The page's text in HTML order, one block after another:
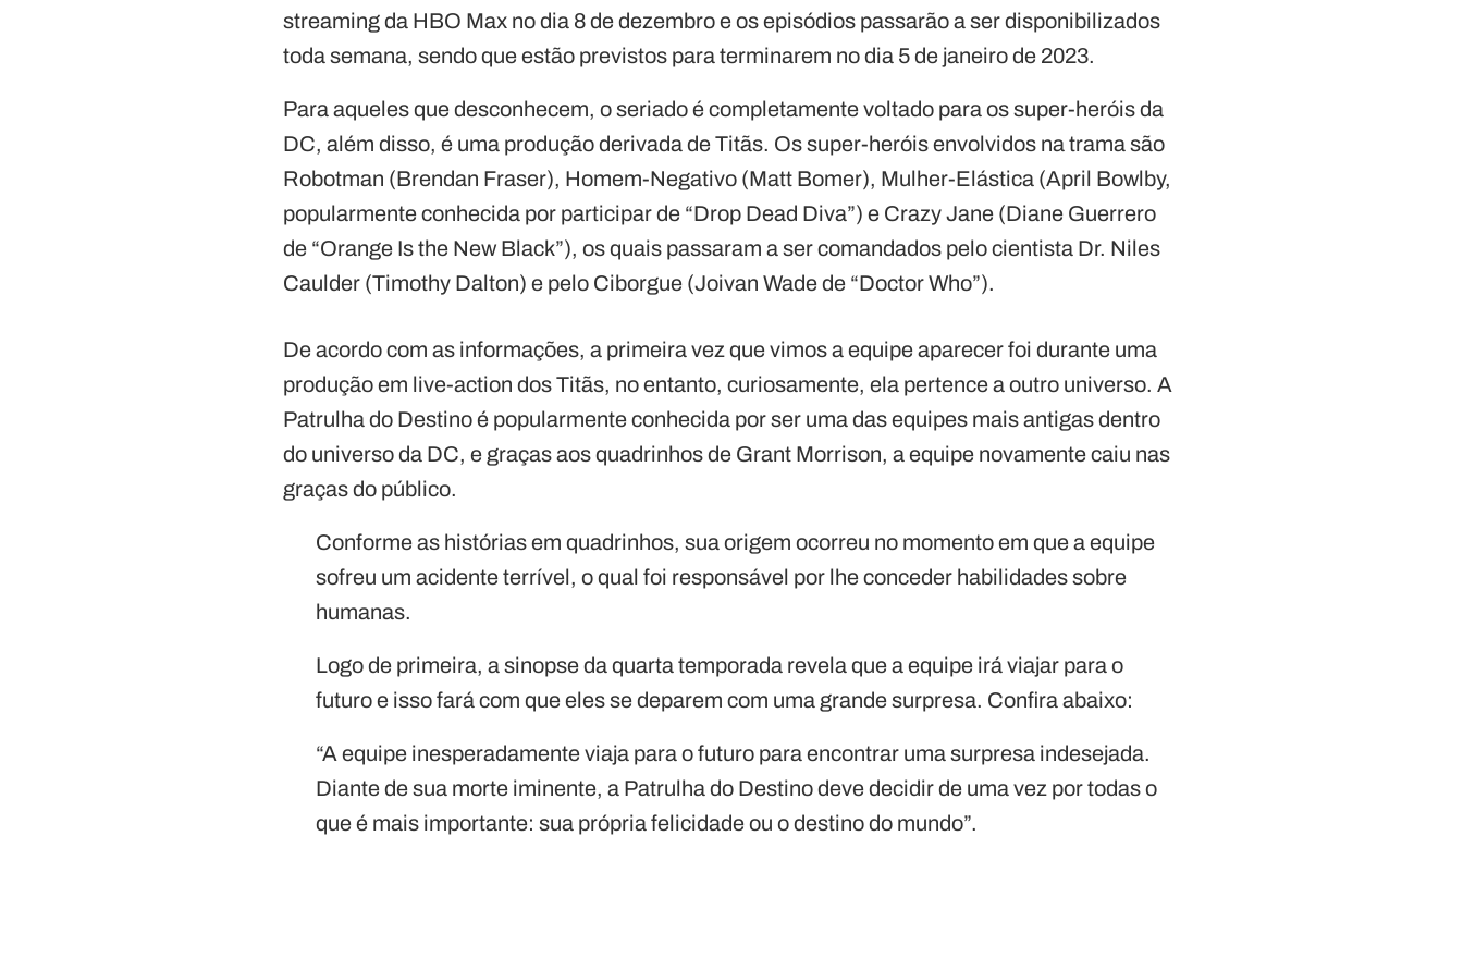
streaming da HBO Max no dia 8 de dezembro e os episódios passarão a ser disponibilizados
toda semana, sendo que estão previstos para terminarem no dia 5 de janeiro de 2023.
Para aqueles que desconhecem, o seriado é completamente voltado para os super-heróis da
DC, além disso, é uma produção derivada de Titãs. Os super-heróis envolvidos na trama são
Robotman (Brendan Fraser), Homem-Negativo (Matt Bomer), Mulher-Elástica (April Bowlby,
popularmente conhecida por participar de “Drop Dead Diva”) e Crazy Jane (Diane Guerrero
de “Orange Is the New Black”), os quais passaram a ser comandados pelo cientista Dr. Niles
Caulder (Timothy Dalton) e pelo Ciborgue (Joivan Wade de “Doctor Who”).
De acordo com as informações, a primeira vez que vimos a equipe aparecer foi durante uma
produção em live-action dos Titãs, no entanto, curiosamente, ela pertence a outro universo. A
Patrulha do Destino é popularmente conhecida por ser uma das equipes mais antigas dentro
do universo da DC, e graças aos quadrinhos de Grant Morrison, a equipe novamente caiu nas
graças do público.
Conforme as histórias em quadrinhos, sua origem ocorreu no momento em que a equipe
sofreu um acidente terrível, o qual foi responsável por lhe conceder habilidades sobre
humanas.
Logo de primeira, a sinopse da quarta temporada revela que a equipe irá viajar para o
futuro e isso fará com que eles se deparem com uma grande surpresa. Confira abaixo:
“A equipe inesperadamente viaja para o futuro para encontrar uma surpresa indesejada.
Diante de sua morte iminente, a Patrulha do Destino deve decidir de uma vez por todas o
que é mais importante: sua própria felicidade ou o destino do mundo”.